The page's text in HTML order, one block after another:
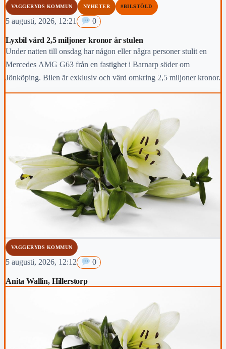
VAGGERYDS KOMMUN NYHETER #BILSTÖLD
5 augusti, 2026, 12:21 0
Lyxbil värd 2,5 miljoner kronor är stulen
Under natten till onsdag har någon eller några personer stulit en
Mercedes AMG G63 från en fastighet i Barnarp söder om
Jönköping. Bilen är exklusiv och värd omkring 2,5 miljoner kronor.
VAGGERYDS KOMMUN
5 augusti, 2026, 12:12 0
Anita Wallin, Hillerstorp